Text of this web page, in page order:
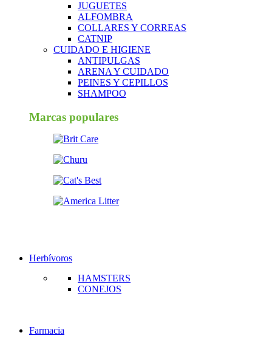
JUGUETES
ALFOMBRA
COLLARES Y CORREAS
CATNIP
CUIDADO E HIGIENE
ANTIPULGAS
ARENA Y CUIDADO
PEINES Y CEPILLOS
SHAMPOO
Marcas populares
Herbívoros
HAMSTERS
CONEJOS
Farmacia